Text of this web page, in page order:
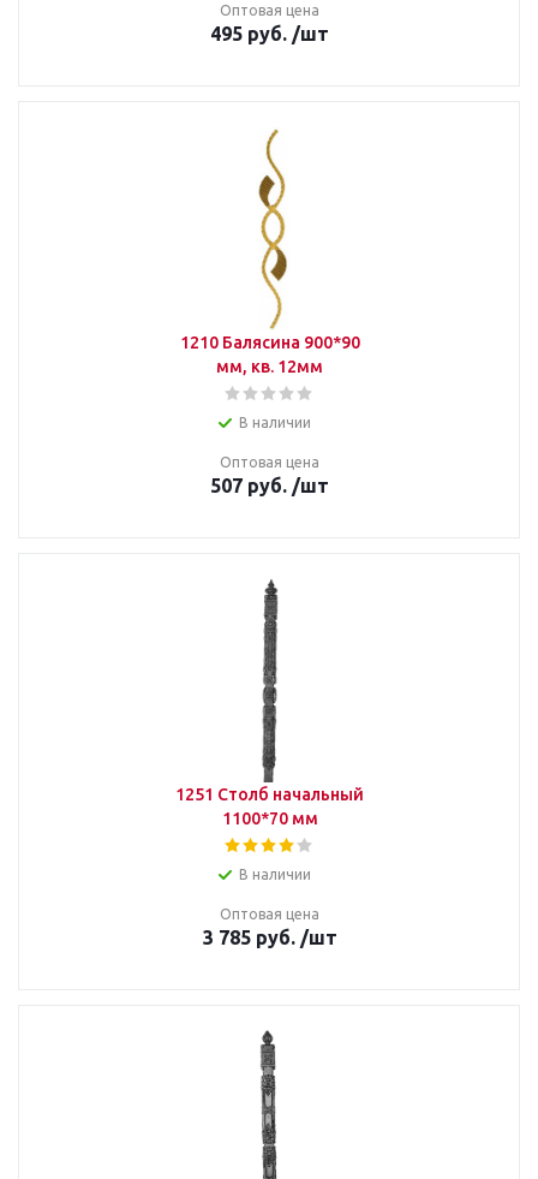
Оптовая цена
495 руб. /шт
1210 Балясина 900*90
мм, кв. 12мм
В наличии
Оптовая цена
507 руб. /шт
1251 Столб начальный
1100*70 мм
В наличии
Оптовая цена
3 785руб. /шт